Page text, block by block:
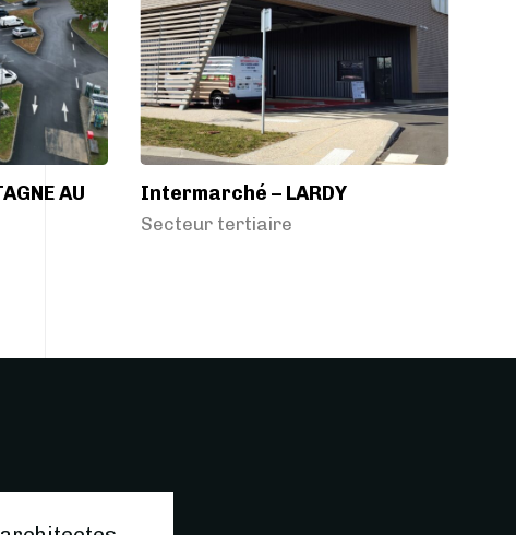
AU
Intermarché – LARDY
Secteur tertiaire